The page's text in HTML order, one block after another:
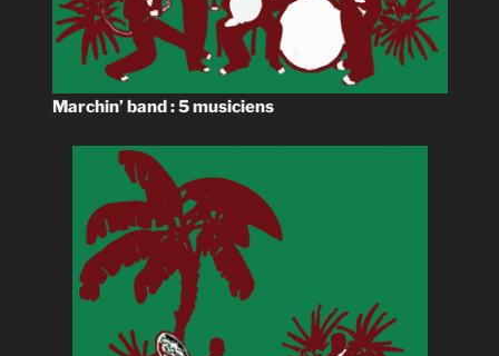
Marchin’ band : 5 musiciens